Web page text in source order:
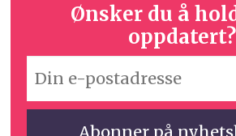
Ønsker du å
oppdatert?